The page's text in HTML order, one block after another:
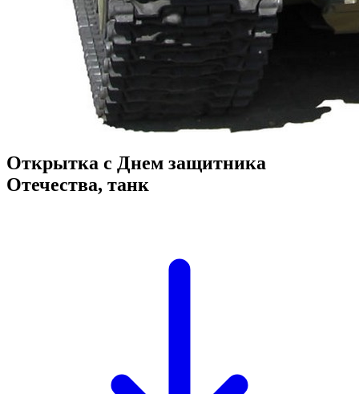
Открытка с Днем защитника
Отечества, танк